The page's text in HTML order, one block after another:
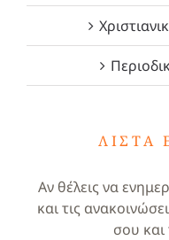
ΛΊΣΤΑ
Αν θέλεις να
και τις
σου